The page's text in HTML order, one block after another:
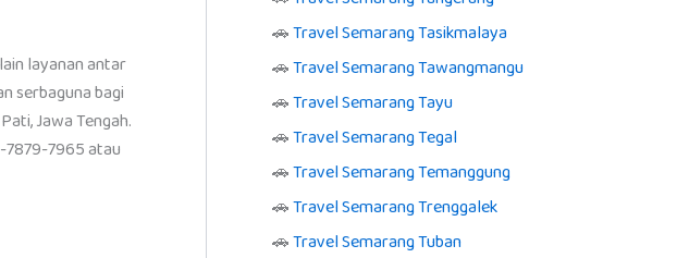
layanan antar
serbaguna bagi
Jawa Tengah.
7879-7965 atau
🚗Travel Semarang Tasikmalaya
🚗Travel Semarang Tawangmangu
🚗Travel Semarang Tayu
🚗Travel Semarang Tegal
🚗Travel Semarang Temanggung
🚗Travel Semarang Trenggalek
🚗Travel Semarang Tuban